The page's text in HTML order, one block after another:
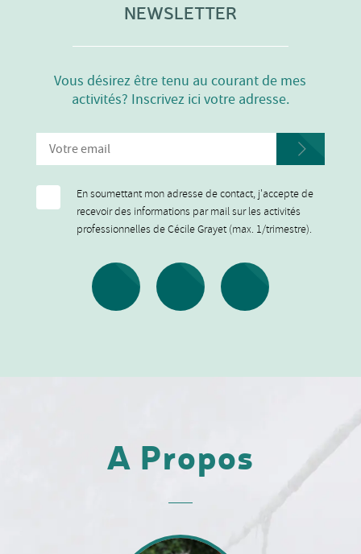
NEWSLETTER
Vous désirez être tenu au courant de mes
activités? Inscrivez ici votre adresse.
En soumettant mon adresse de contact, j'accepte de
recevoir des informations par mail sur les activités
professionnelles de Cécile Grayet (max. 1/trimestre).
A Propos